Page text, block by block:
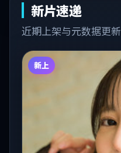
新片速递
近期上架与元数据更新
新上